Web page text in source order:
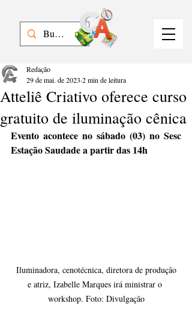
Atteliê Criativo oferece curso
gratuito de iluminação cênica
Redação
29 de mai. de 2023 2 min de leitura
Evento acontece no sábado (03) no Sesc
Estação Saudade a partir das 14h
e atriz, Izabelle Marques irá ministrar o
workshop. Foto: Divulgação